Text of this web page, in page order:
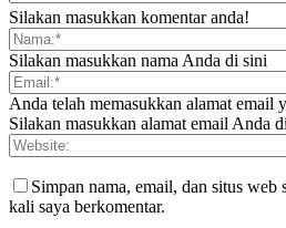
Silakan masukkan komentar anda!
Silakan masukkan nama Anda di sini
Anda telah memasukkan alamat email
Silakan masukkan alamat email Anda
Simpan nama, email, dan situs
kali saya berkomentar.